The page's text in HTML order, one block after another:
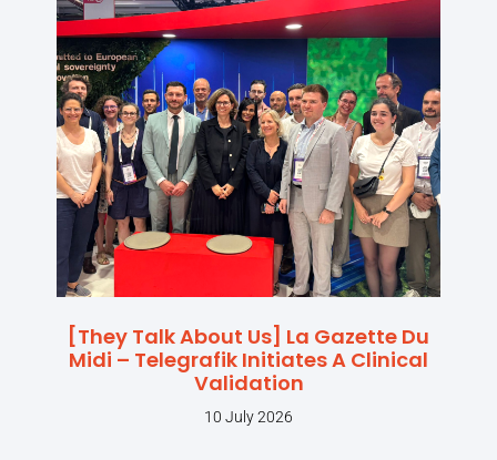
[They Talk About Us] La Gazette Du
Midi – Telegrafik Initiates A Clinical
Validation
10 July 2026